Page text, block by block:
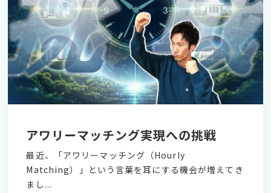
アワリーマッチング実現への挑戦
最近、「アワリーマッチング（Hourly
Matching）」という言葉を耳にする機会が増えてき
まし...